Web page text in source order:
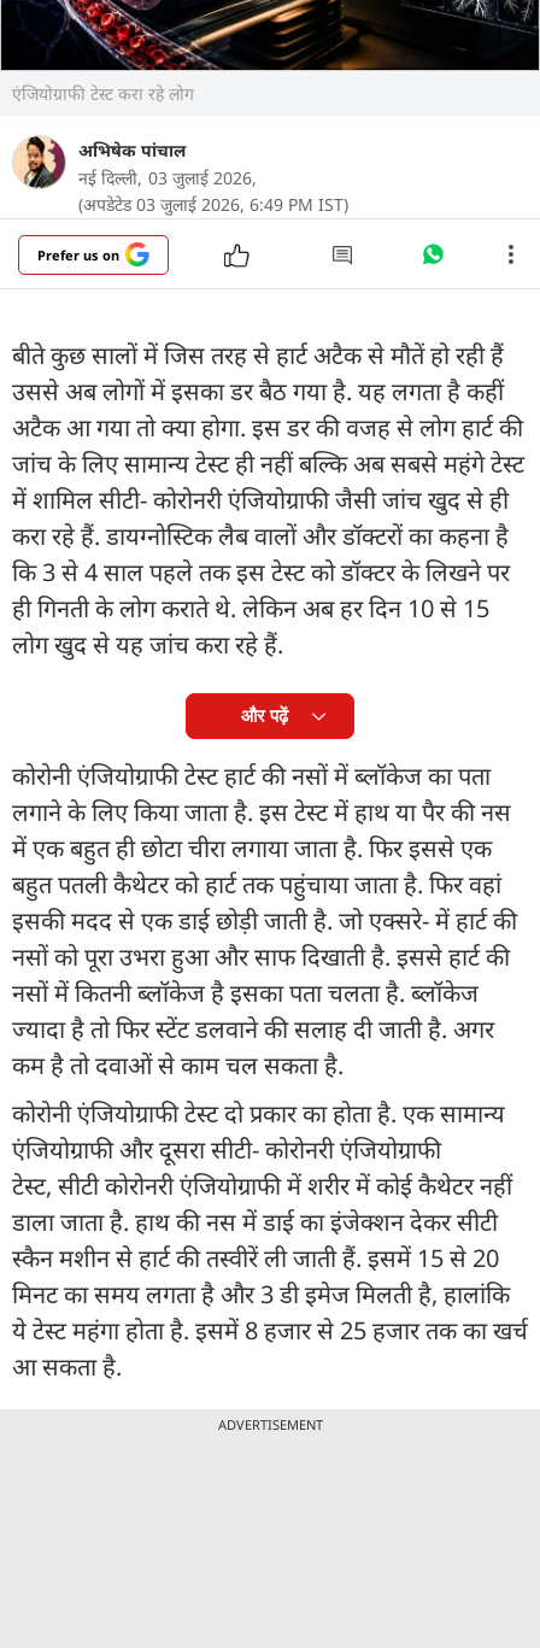
एंजियोग्राफी टेस्ट करा रहे लोग
अभिषेक पांचाल
नई दिल्ली, 03 जुलाई 2026,
(अपडेटेड 03 जुलाई 2026, 6:49 PM IST)
Prefer us on
बीते कुछ सालों में जिस तरह से हार्ट अटैक से मौतें हो रही हैं
उससे अब लोगों में इसका डर बैठ गया है. यह लगता है कहीं
अटैक आ गया तो क्या होगा. इस डर की वजह से लोग हार्ट की
जांच के लिए सामान्य टेस्ट ही नहीं बल्कि अब सबसे महंगे टेस्ट
में शामिल सीटी- कोरोनरी एंजियोग्राफी जैसी जांच खुद से ही
करा रहे हैं. डायग्नोस्टिक लैब वालों और डॉक्टरों का कहना है
कि 3 से 4 साल पहले तक इस टेस्ट को डॉक्टर के लिखने पर
ही गिनती के लोग कराते थे. लेकिन अब हर दिन 10 से 15
लोग खुद से यह जांच करा रहे हैं.
और पढ़ें
कोरोनी एंजियोग्राफी टेस्ट हार्ट की नसों में ब्लॉकेज का पता
लगाने के लिए किया जाता है. इस टेस्ट में हाथ या पैर की नस
में एक बहुत ही छोटा चीरा लगाया जाता है. फिर इससे एक
बहुत पतली कैथेटर को हार्ट तक पहुंचाया जाता है. फिर वहां
इसकी मदद से एक डाई छोड़ी जाती है. जो एक्सरे- में हार्ट की
नसों को पूरा उभरा हुआ और साफ दिखाती है. इससे हार्ट की
नसों में कितनी ब्लॉकेज है इसका पता चलता है. ब्लॉकेज
ज्यादा है तो फिर स्टेंट डलवाने की सलाह दी जाती है. अगर
कम है तो दवाओं से काम चल सकता है.
कोरोनी एंजियोग्राफी टेस्ट दो प्रकार का होता है. एक सामान्य
एंजियोग्राफी और दूसरा सीटी- कोरोनरी एंजियोग्राफी
टेस्ट, सीटी कोरोनरी एंजियोग्राफी में शरीर में कोई कैथेटर नहीं
डाला जाता है. हाथ की नस में डाई का इंजेक्शन देकर सीटी
स्कैन मशीन से हार्ट की तस्वीरें ली जाती हैं. इसमें 15 से 20
मिनट का समय लगता है और 3 डी इमेज मिलती है, हालांकि
ये टेस्ट महंगा होता है. इसमें 8 हजार से 25 हजार तक का खर्च
आ सकता है.
ADVERTISEMENT